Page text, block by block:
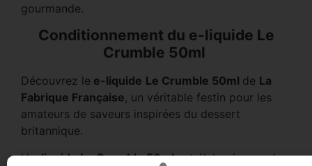
gourmande.
Conditionnement du e-liquide Le
Crumble 50ml
Découvrez le e-liquide Le Crumble 50ml de La
Fabrique Française, un véritable festin pour les
amateurs de saveurs inspirées du dessert
britannique.
L’e-liquide Le Crumble 50mlest élaboré avec du